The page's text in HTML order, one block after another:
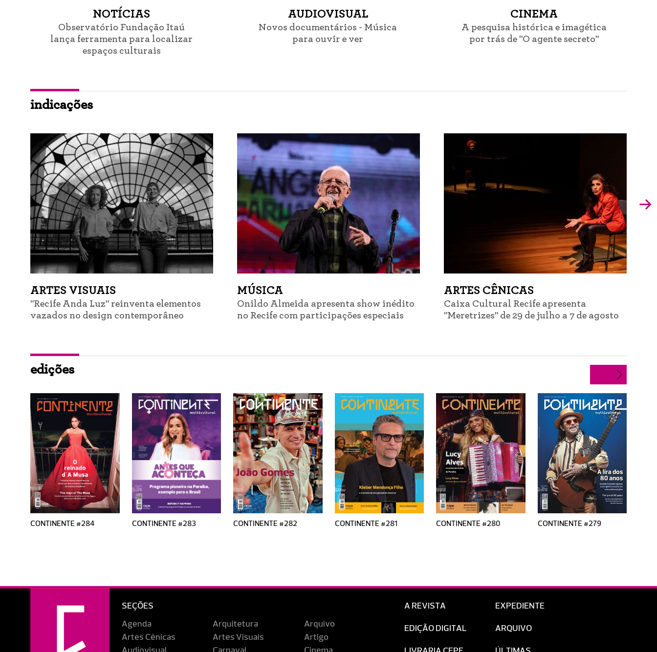
NOTÍCIAS
Observatório Fundação Itaú
lança ferramenta para localizar
espaços culturais
AUDIOVISUAL
Novos documentários - Música
para ouvir e ver
CINEMA
A pesquisa histórica e imagética
por trás de "O agente secreto"
indicações
ARTES VISUAIS
"Recife Anda Luz" reinventa elementos
vazados no design contemporâneo
MÚSICA
Onildo Almeida apresenta show inédito
no Recife com participações especiais
ARTES CÊNICAS
Caixa Cultural Recife apresenta
"Meretrizes" de 29 de julho a 7 de agosto
edições
CONTINENTE #284 CONTINENTE #283 CONTINENTE #282 CONTINENTE #281 CONTINENTE #280 CONTINENTE #279
SEÇÕES
Agenda Arquitetura
Arquivo
Artes Cênicas
Artes Visuais
Artigo
A REVISTA
EDIÇÃO DIGITAL
EXPEDIENTE
ARQUIVO